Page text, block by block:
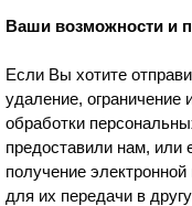
Ваши возможности и
Если Вы хотите
удаление, ограничение
обработки
предоставили нам, или
получение
для их передачи в